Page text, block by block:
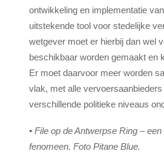
ontwikkeling en implementatie
uitstekende tool voor stedelijke
wetgever moet er hierbij dan wel
beschikbaar worden gemaakt en
Er moet daarvoor meer worden
vlak, met alle
verschillende politieke niveaus
• File op de Antwerpse Ring –
fenomeen. Foto Pitane Blue.